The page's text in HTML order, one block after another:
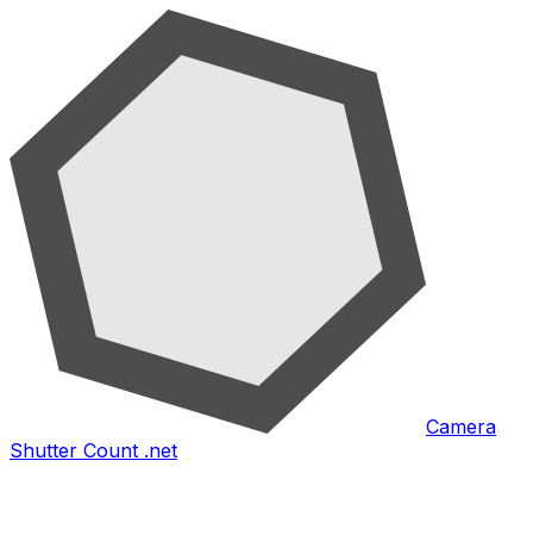
Camera
Shutter Count .net